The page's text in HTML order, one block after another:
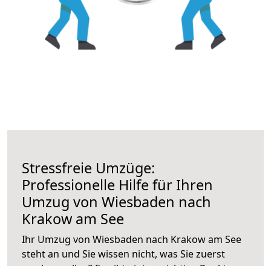
Stressfreie Umzüge:
Professionelle Hilfe für Ihren
Umzug von Wiesbaden nach
Krakow am See
Ihr Umzug von Wiesbaden nach Krakow am See
steht an und Sie wissen nicht, was Sie zuerst